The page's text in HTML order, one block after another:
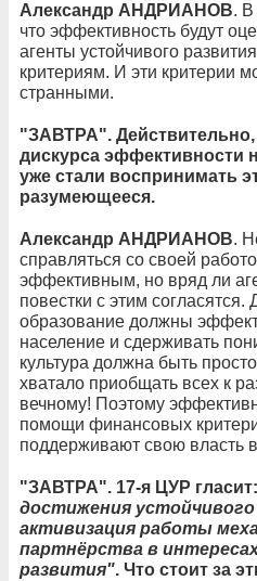
Александр АНДРИАНОВ. В
что эффективность будут
агенты устойчивого
критериям. И эти критерии
странными.
"ЗАВТРА".
дискурса эффективности
уже стали воспринимать
разумеющееся.
Александр АНДРИАНОВ.
справляться со своей
эффективным, но вряд ли
повестки с этим
образование должны
население и сдерживать
культура должна быть
хватало приобщать всех к
вечному! Поэтому
помощи финансовых
поддерживают свою власть
"ЗАВТРА". 17-я ЦУР гласит:
достижения
активизация работы
партнёрства в
развития". Что стоит за